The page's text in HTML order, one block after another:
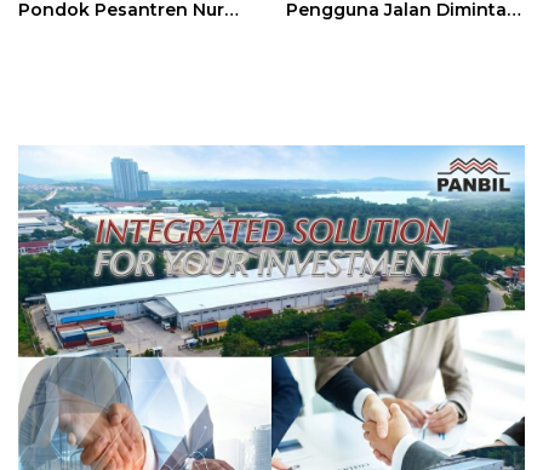
Pondok Pesantren Nur
Pengguna Jalan Diminta